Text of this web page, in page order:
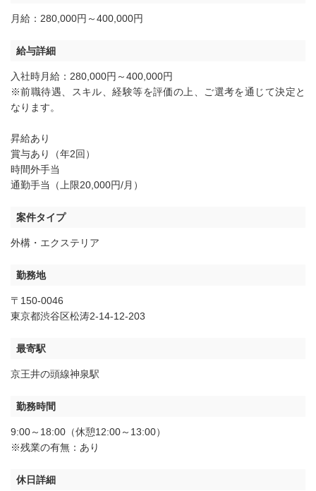
月給：280,000円～400,000円
給与詳細
入社時月給：280,000円～400,000円
※前職待遇、スキル、経験等を評価の上、ご選考を通じて決定と
なります。
昇給あり
賞与あり（年2回）
時間外手当
通勤手当（上限20,000円/月）
案件タイプ
外構・エクステリア
勤務地
〒150-0046
東京都渋谷区松涛2-14-12-203
最寄駅
京王井の頭線神泉駅
勤務時間
9:00～18:00（休憩12:00～13:00）
※残業の有無：あり
休日詳細